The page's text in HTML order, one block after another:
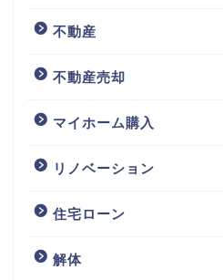
不動産
不動産売却
マイホーム購入
リノベーション
住宅ローン
解体